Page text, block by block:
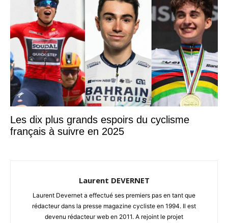
Les dix plus grands espoirs du cyclisme
français à suivre en 2025
Laurent DEVERNET
Laurent Devernet a effectué ses premiers pas en tant que
rédacteur dans la presse magazine cycliste en 1994. Il est
devenu rédacteur web en 2011. A rejoint le projet